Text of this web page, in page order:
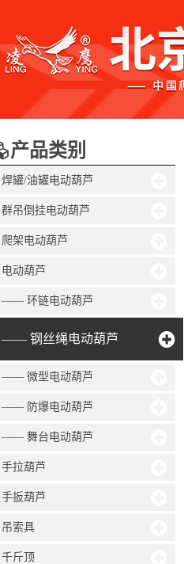
产品类别
焊罐/油罐电动葫芦
群吊倒挂电动葫芦
爬架电动葫芦
电动葫芦
—— 环链电动葫芦
—— 钢丝绳电动葫芦
—— 微型电动葫芦
—— 防爆电动葫芦
—— 舞台电动葫芦
手拉葫芦
手扳葫芦
吊索具
千斤顶